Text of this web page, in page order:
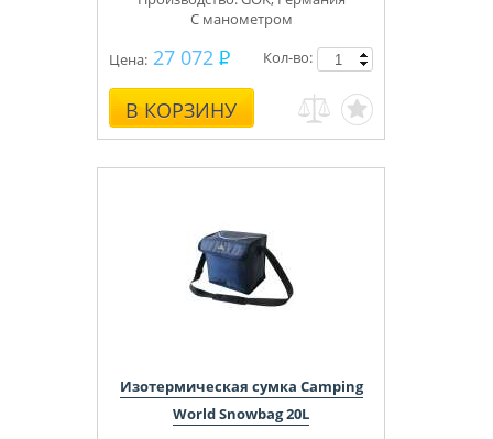
Сманометром
Цена: 27 072
В КОРЗИНУ
Кол-во:
Изотермическая сумка Camping
World Snowbag 20L